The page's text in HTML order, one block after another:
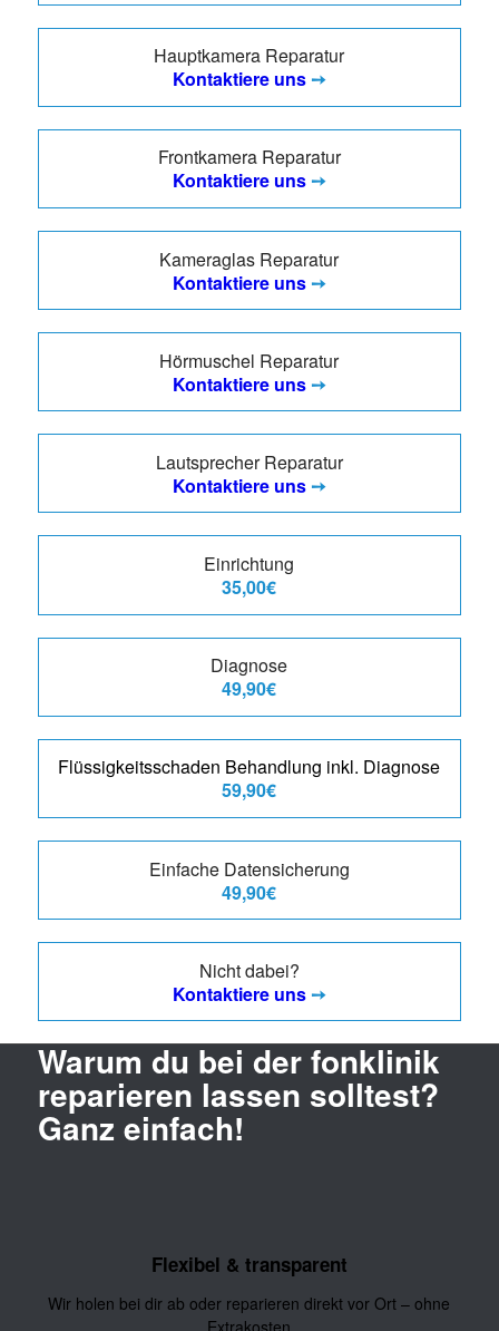
Hauptkamera Reparatur
Kontaktiere uns ➙
Frontkamera Reparatur
Kontaktiere uns ➙
Kameraglas Reparatur
Kontaktiere uns ➙
Hörmuschel Reparatur
Kontaktiere uns ➙
Lautsprecher Reparatur
Kontaktiere uns ➙
Einrichtung
35,00€
Diagnose
49,90€
Flüssigkeitsschaden Behandlung inkl. Diagnose
59,90€
Einfache Datensicherung
49,90€
Nicht dabei?
Kontaktiere uns ➙
Warum du bei der fonklinik
reparieren lassen solltest?
Ganz einfach!
Flexibel & transparent
Wir holen bei dir ab oder reparieren direkt vor Ort – ohne